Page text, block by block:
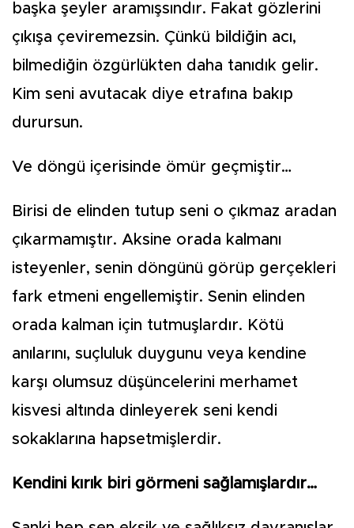
başka şeyler aramışsındır. Fakat gözlerini
çıkışa çeviremezsin. Çünkü bildiğin acı,
bilmediğin özgürlükten daha tanıdık gelir.
Kim seni avutacak diye etrafına bakıp
durursun.
Ve döngü içerisinde ömür geçmiştir…
Birisi de elinden tutup seni o çıkmaz aradan
çıkarmamıştır. Aksine orada kalmanı
isteyenler, senin döngünü görüp gerçekleri
fark etmeni engellemiştir. Senin elinden
orada kalman için tutmuşlardır. Kötü
anılarını, suçluluk duygunu veya kendine
karşı olumsuz düşüncelerini merhamet
kisvesi altında dinleyerek seni kendi
sokaklarına hapsetmişlerdir.
Kendini kırık biri görmeni sağlamışlardır…